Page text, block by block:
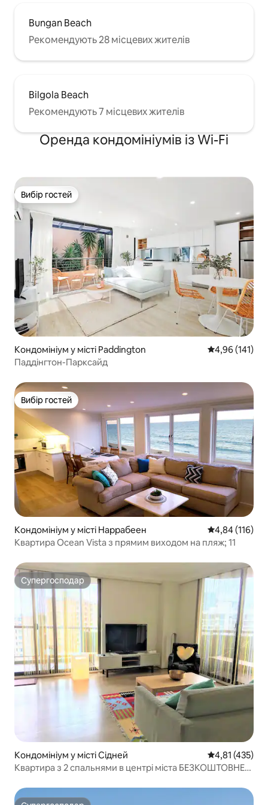
Bungan Beach
Рекомендують 28 місцевих жителів
Bilgola Beach
Рекомендують 7 місцевих жителів
Оренда кондомініумів із Wi-Fi
Вибір гостей
Вибір гостей
Кондомініум у місті Paddington Середня
4,96 (141)
Паддінгтон-Парксайд
Вибір гостей
Вибір гостей
Кондомініум у місті Наррабеен Середня
4,84 (116)
Квартира Ocean Vista з прямим виходом на пляж; 11
Супергосподар
Супергосподар
Кондомініум у місті Сідней Середня
4,81 (435)
Квартира з 2 спальнями в центрі міста БЕЗКОШТОВНЕ